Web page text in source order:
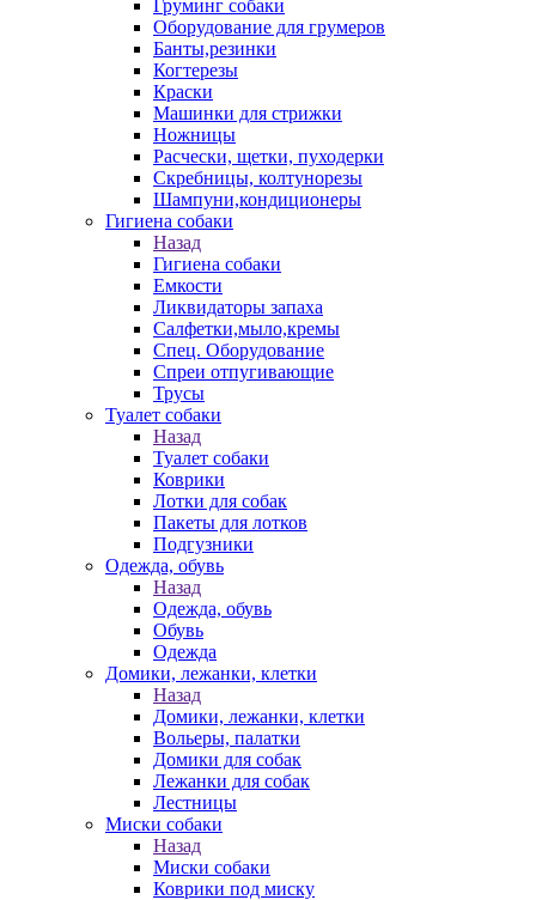
Груминг собаки
Оборудование для грумеров
Банты,резинки
Когтерезы
Краски
Машинки для стрижки
Ножницы
Расчески, щетки, пуходерки
Скребницы, колтунорезы
Шампуни,кондиционеры
Гигиена собаки
Назад
Гигиена собаки
Емкости
Ликвидаторы запаха
Салфетки,мыло,кремы
Спец. Оборудование
Спреи отпугивающие
Трусы
Туалет собаки
Назад
Туалет собаки
Коврики
Лотки для собак
Пакеты для лотков
Подгузники
Одежда, обувь
Назад
Одежда, обувь
Обувь
Одежда
Домики, лежанки, клетки
Назад
Домики, лежанки, клетки
Вольеры, палатки
Домики для собак
Лежанки для собак
Лестницы
Миски собаки
Назад
Миски собаки
Коврики под миску